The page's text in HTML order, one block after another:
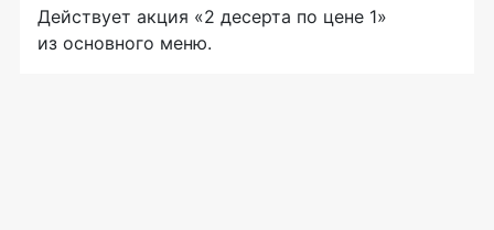
Действует акция «2 десерта по цене 1»
из основного меню.